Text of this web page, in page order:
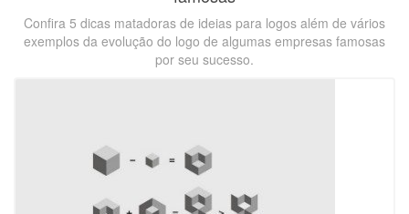
Confira 5 dicas matadoras de ideias para logos além de vários
exemplos da evolução do logo de algumas empresas famosas
por seu sucesso.